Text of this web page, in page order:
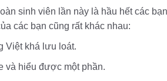
sinh viên lần này là hầu hết các
các bạn cũng rất khác nhau:
Việt khá lưu loát.
và hiểu được một phần.